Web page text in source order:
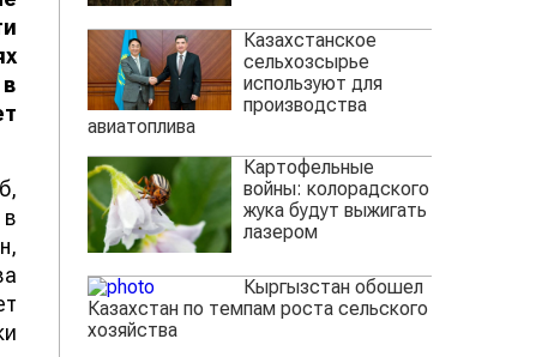
Казахстанское
сельхозсырье
используют для
производства
авиатоплива
Картофельные
войны: колорадского
жука будут выжигать
лазером
Кыргызстан обошел
Казахстан по темпам роста сельского
хозяйства